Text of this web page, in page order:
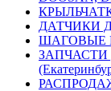
ДАТЧИКИ
ШАГОВЫЕ
ЗАПЧАСТИ